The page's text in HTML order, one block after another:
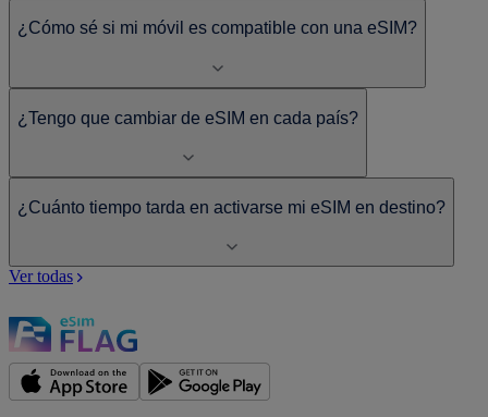
¿Cómo sé si mi móvil es compatible con una eSIM?
¿Tengo que cambiar de eSIM en cada país?
¿Cuánto tiempo tarda en activarse mi eSIM en destino?
Ver todas